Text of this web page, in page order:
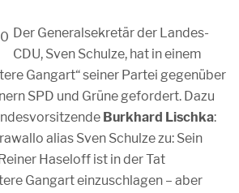
Der Generalsekretär der Landes-
CDU, Sven Schulze, hat in einem
Gangart“ seiner Partei gegenüber
SPD und Grüne gefordert. Dazu
Burkhard Lischka:
alias Sven Schulze zu: Sein
Haseloff ist in der Tat
Gangart einzuschlagen – aber